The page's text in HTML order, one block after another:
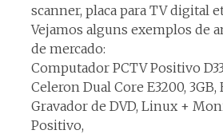
scanner, placa para TV digital
Vejamos alguns exemplos de
de mercado:
Computador PCTV Positivo
Celeron Dual Core E3200, 3GB,
Gravador de DVD, Linux +
Positivo,